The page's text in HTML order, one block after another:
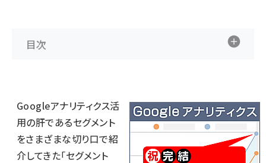
目次
Googleアナリティクス活
用の肝であるセグメント
をさまざまな切り口で紹
介してきた「セグメント